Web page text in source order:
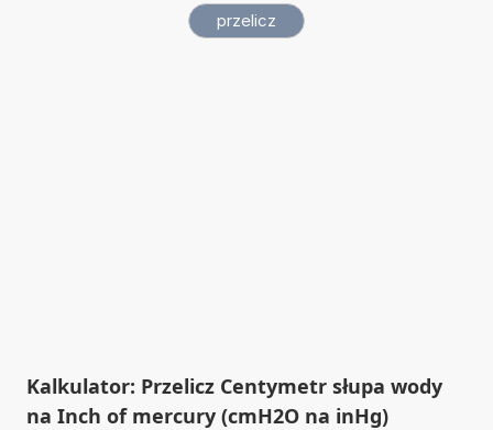
Kalkulator: Przelicz Centymetr słupa wody
na Inch of mercury (cmH2O na inHg)